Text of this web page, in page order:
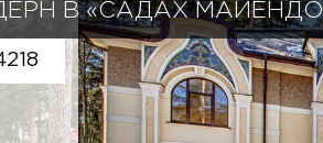
В «САДАХ